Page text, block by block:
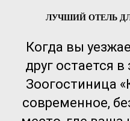
ЛУЧШИЙ ОТЕЛЬ
Когда вы
друг остается
Зоогостиница
современное,